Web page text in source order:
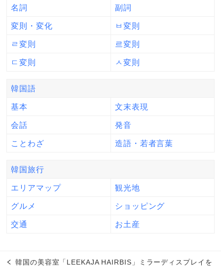
名詞 副詞
変則・変化 ㅂ変則
ㄹ変則 르変則
ㄷ変則 ㅅ変則
韓国語
基本 文末表現
会話 発音
ことわざ 造語・若者言葉
韓国旅行
エリアマップ 観光地
グルメ ショッピング
交通 お土産
韓国の美容室「LEEKAJA HAIRBIS」ミラーディスプレイを